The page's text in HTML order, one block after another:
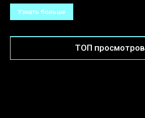
Узнать больше
ТОП просмотров